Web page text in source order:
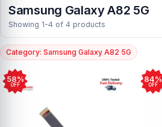
Samsung Galaxy A82 5G
Showing 1-4 of 4 products
Category: Samsung Galaxy A82 5G
58%
OFF
84%
OFF